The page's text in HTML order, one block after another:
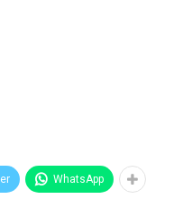
WhatsApp